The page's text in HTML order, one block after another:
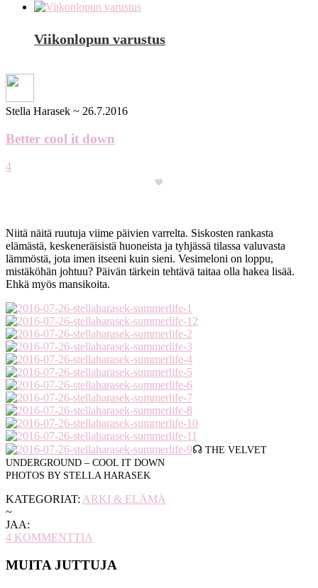
Viikonlopun varustus
Stella Harasek ~ 26.7.2016
Better cool it down
4
Niitä näitä ruutuja viime päivien varrelta. Siskosten rankasta
elämästä, keskeneräisistä huoneista ja tyhjässä tilassa valuvasta
lämmöstä, jota imen itseeni kuin sieni. Vesimeloni on loppu,
mistäköhän johtuu? Päivän tärkein tehtävä taitaa olla hakea lisää.
Ehkä myös mansikoita.
☊ THE VELVET
UNDERGROUND – COOL IT DOWN
PHOTOS BY STELLA HARASEK
KATEGORIAT: ARKI & ELÄMÄ
~
JAA:
4 KOMMENTTIA
MUITA JUTTUJA